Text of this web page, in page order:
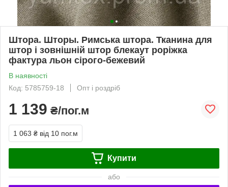
Штора. Шторы. Римська штора. Тканина для
штор і зовнішній штор блекаут роріжка
фактура льон сірого-бежевий
В наявності
Код: 5785759-18
Опт і роздріб
1 139 ₴/пог.м
1 063 ₴ від 10 пог.м
Купити
або